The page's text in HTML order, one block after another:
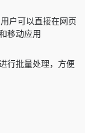
户可以直接在网页
移动应用
行批量处理，方便